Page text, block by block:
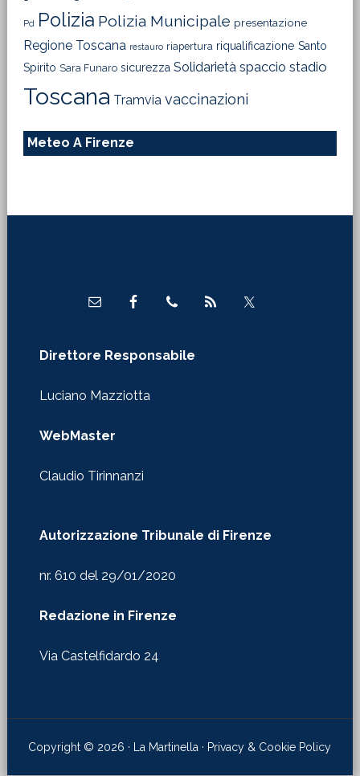
Pd Polizia Polizia Municipale presentazione
Regione Toscana restauro riapertura riqualificazione Santo
Spirito Sara Funaro sicurezza Solidarietà spaccio stadio
Toscana Tramvia vaccinazioni
Meteo A Firenze
Direttore Responsabile
Luciano Mazziotta
WebMaster
Claudio Tirinnanzi
Autorizzazione Tribunale di Firenze
nr. 610 del 29/01/2020
Redazione in Firenze
Via Castelfidardo 24
Copyright © 2026 · La Martinella · Privacy & Cookie Policy